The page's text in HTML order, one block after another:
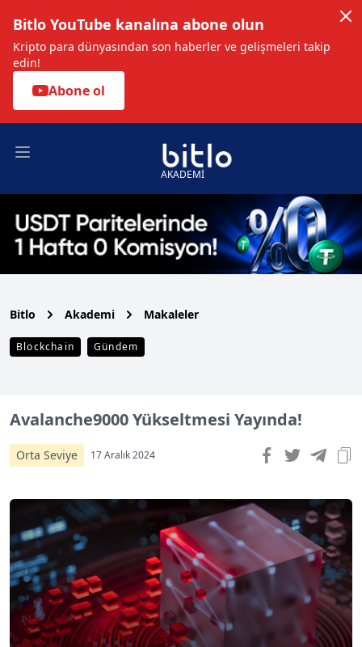
Bitlo YouTube kanalına abone olun
Kripto para dünyasından son haberler ve gelişmeleri takip
edin!
Abone ol
Open main menu
AKADEMİ
Bitlo Akademi Makaleler
Blockchain Gündem
Avalanche9000 Yükseltmesi Yayında!
Orta Seviye 17 Aralık 2024